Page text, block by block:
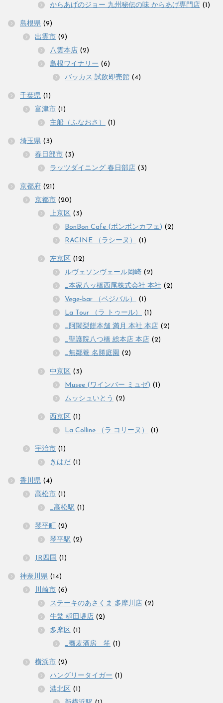
からあげのジョー 九州秘伝の味 からあげ専門店 (1)
島根県 (9)
出雲市 (9)
八雲本店 (2)
島根ワイナリー (6)
バッカス 試飲即売館 (4)
千葉県 (1)
富津市 (1)
主船（ふなおさ）
(1)
埼玉県 (3)
春日部市 (3)
ラッツダイニング 春日部店 (3)
京都府 (21)
京都市 (20)
上京区 (3)
BonBon Cafe (ボンボンカフェ) (2)
RACINE （ラシーヌ）
(1)
左京区 (12)
ルヴェソンヴェール岡崎 (2)
_本家八ッ橋西尾株式会社 本社 (2)
Vege-bar （ベジバル）
(1)
La Tour （ラ トゥール）
(1)
_阿闍梨餅本舗 満月 本社 本店 (2)
_聖護院八つ橋 総本店 本店 (2)
_無鄰菴 名勝庭園 (2)
中京区 (3)
Musee (ワインバー ミュゼ) (1)
ムッシュいとう (2)
西京区 (1)
La Colline （ラ コリーヌ）
(1)
宇治市 (1)
きはだ (1)
香川県 (4)
高松市 (1)
_高松駅 (1)
琴平町 (2)
琴平駅 (2)
JR四国 (1)
神奈川県 (14)
川崎市 (6)
ステーキのあさくま 多摩川店 (2)
牛繁 稲田堤店 (2)
多摩区 (1)
_蕎麦酒房 笙 (1)
横浜市 (2)
ハングリータイガー (1)
港北区 (1)